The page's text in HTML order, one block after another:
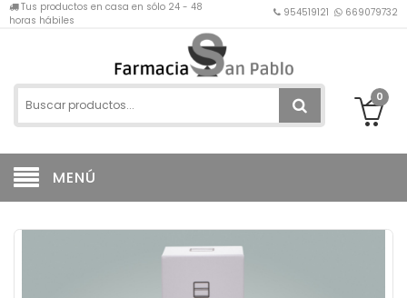
Tus productos en casa en sólo 24 - 48
horas hábiles
954519121 669079732
0
MENÚ